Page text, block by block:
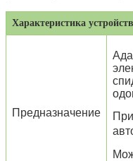
Характеристика
Предназначение